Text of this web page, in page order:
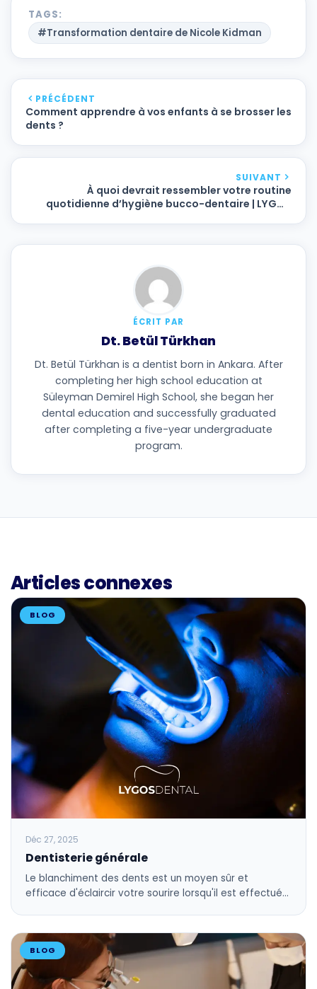
TAGS:
#Transformation dentaire de Nicole Kidman
PRÉCÉDENT
Comment apprendre à vos enfants à se brosser les
dents ?
SUIVANT
À quoi devrait ressembler votre routine
quotidienne d’hygiène bucco-dentaire | LYGOS
ÉCRIT PAR
Dt. Betül Türkhan
Dt. Betül Türkhan is a dentist born in Ankara. After
completing her high school education at
Süleyman Demirel High School, she began her
dental education and successfully graduated
after completing a five-year undergraduate
program.
Articles connexes
BLOG
Déc 27, 2025
Dentisterie générale
Le blanchiment des dents est un moyen sûr et
efficace d'éclaircir votre sourire lorsqu'il est effectué…
BLOG